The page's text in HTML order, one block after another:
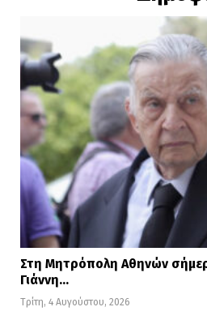
Στη Μητρόπολη Αθηνών
Γιάννη…
Τρίτη, 4 Αυγούστου, 2026